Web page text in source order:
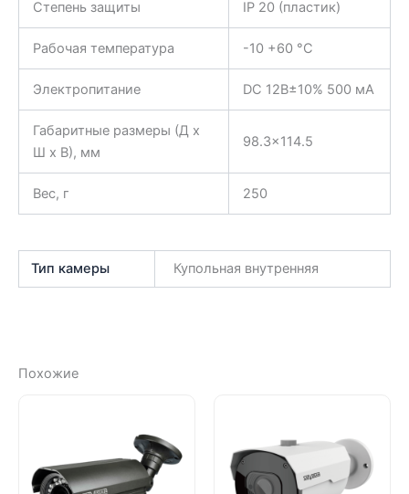
Степень защиты IP 20 (пластик)
Рабочая температура -10 +60 °C
Электропитание DC 12B±10% 500 мА
Габаритные размеры (Д x
Ш x В), мм
98.3×114.5
Вес, г 250
Тип камеры Купольная внутренняя
Похожие